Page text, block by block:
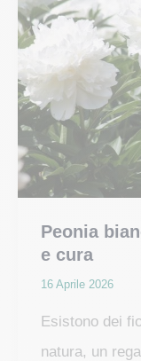
della
peonia
Cina
Peonia
e cura
16 Aprile 2026
Esistono dei
natura, un